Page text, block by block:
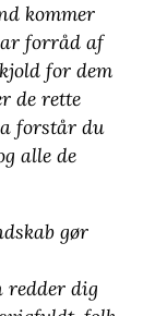
kommer
forråd af
for dem
de rette
forstår du
alle de
gør
redder dig